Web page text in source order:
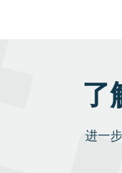
了
进一